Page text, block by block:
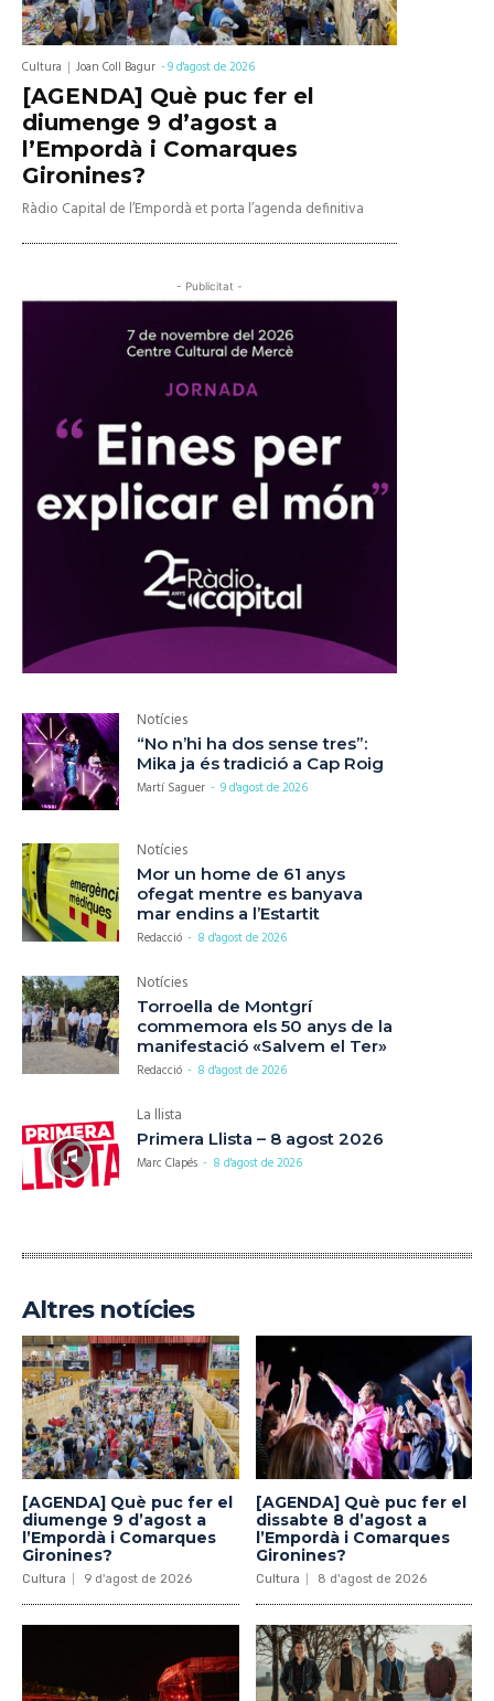
Cultura Joan Coll Bagur -9 d'agost de 2026
[AGENDA] Què puc fer el
diumenge 9 d’agost a
l’Empordà i Comarques
Gironines?
Ràdio Capital de l’Empordà et porta l’agenda definitiva
- Publicitat -
Notícies
“No n’hi ha dos sense tres”:
Mika ja és tradició a Cap Roig
Martí Saguer - 9 d'agost de 2026
Notícies
Mor un home de 61 anys
ofegat mentre es banyava
mar endins a l’Estartit
Redacció - 8 d'agost de 2026
Notícies
Torroella de Montgrí
commemora els 50 anys de la
manifestació «Salvem el Ter»
Redacció - 8 d'agost de 2026
La llista
Primera Llista – 8 agost 2026
Marc Clapés - 8 d'agost de 2026
Altres notícies
[AGENDA] Què puc fer el
diumenge 9 d’agost a
l’Empordà i Comarques
Gironines?
Cultura 9 d'agost de 2026
[AGENDA] Què puc fer el
dissabte 8 d’agost a
l’Empordà i Comarques
Gironines?
Cultura 8 d'agost de 2026